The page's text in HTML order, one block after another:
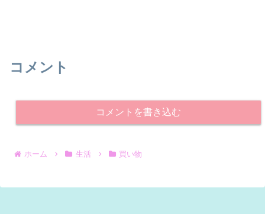
コメント
コメントを書き込む
ホーム 生活 買い物